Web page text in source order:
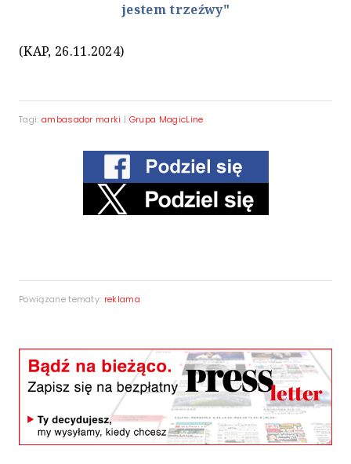
jestem trzeźwy"
(KAP, 26.11.2024)
Tagi: ambasador marki | Grupa MagicLine
Powiązane tematy: reklama